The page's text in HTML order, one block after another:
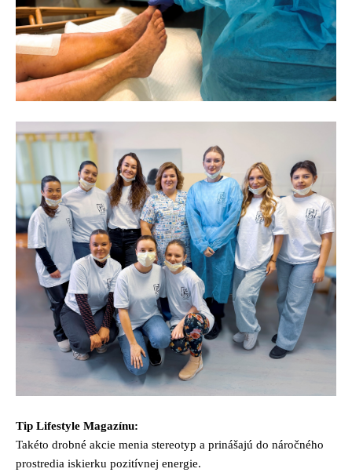
Tip Lifestyle Magazínu:
Takéto drobné akcie menia stereotyp a prinášajú do náročného
prostredia iskierku pozitívnej energie.